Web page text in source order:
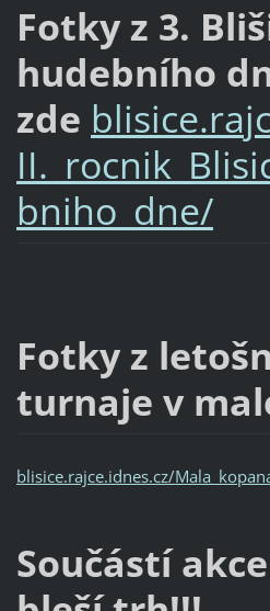
Fotky z 3.
hudebního
zde
bniho_dne/
Fotky z
turnaje v
blisice.rajce.idnes.cz/
Součástí